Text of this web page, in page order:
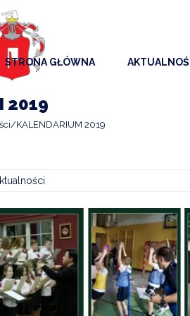
STRONA GŁÓWNA
2019
KALENDARIUM 2019